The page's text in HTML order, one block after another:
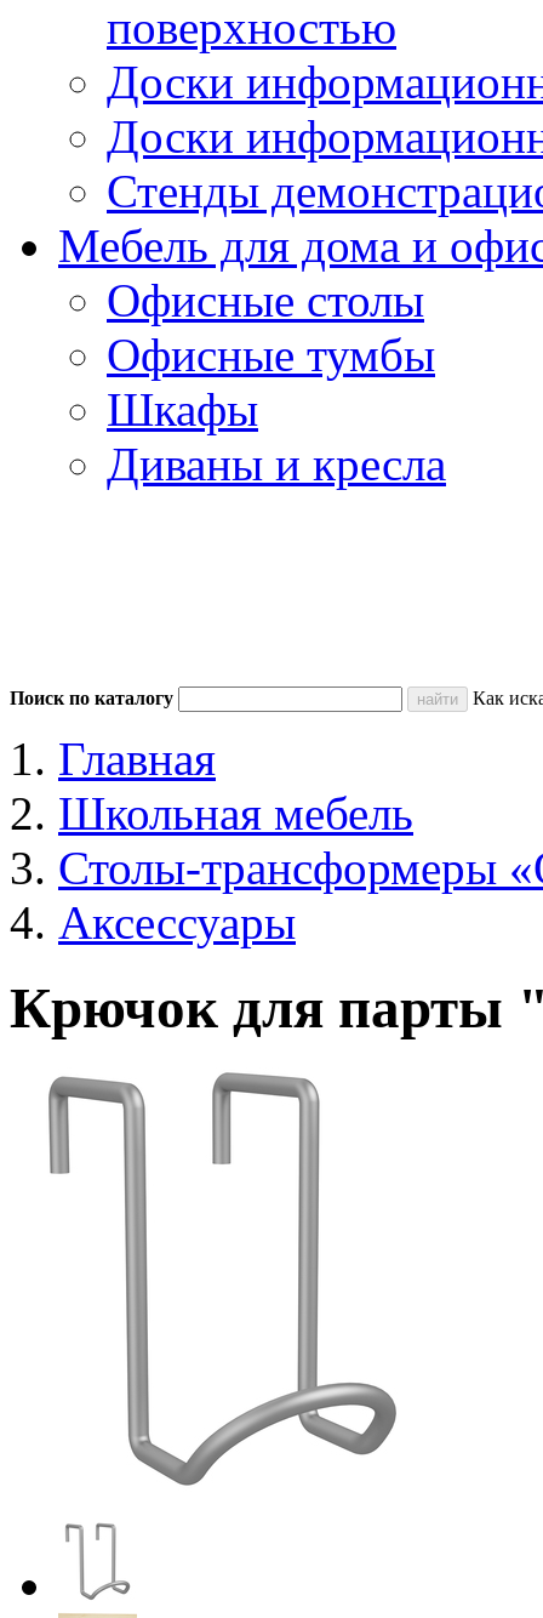
поверхностью
Доски
Доски
Стенды
Мебель для дома и
Офисные столы
Офисные тумбы
Шкафы
Диваны и кресла
Поиск по каталогу Как
Главная
Школьная мебель
Столы-трансформеры
Аксессуары
Крючок для парты